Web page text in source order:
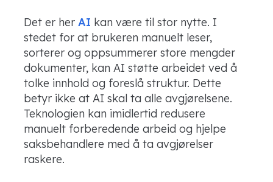
Det er herAI kan være til stor nytte. I
stedet for at brukeren manuelt leser,
sorterer og oppsummerer store mengder
dokumenter, kan AI støtte arbeidet ved å
tolke innhold og foreslå struktur. Dette
betyr ikke at AI skal ta alle avgjørelsene.
Teknologien kan imidlertid redusere
manuelt forberedende arbeid og hjelpe
saksbehandlere med å ta avgjørelser
raskere.